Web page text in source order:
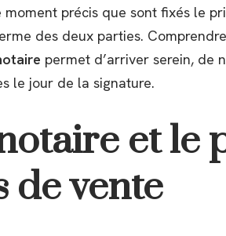
moment précis que sont fixés le
des deux parties. Comprendre
permet d’arriver serein, de
le jour de la signature.
et le
vente